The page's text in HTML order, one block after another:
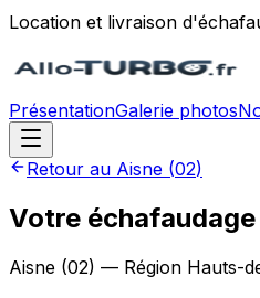
Location et livraison
PrésentationGalerie photos
Retour au Aisne (02)
Votre
Aisne (02) — Région Hauts-